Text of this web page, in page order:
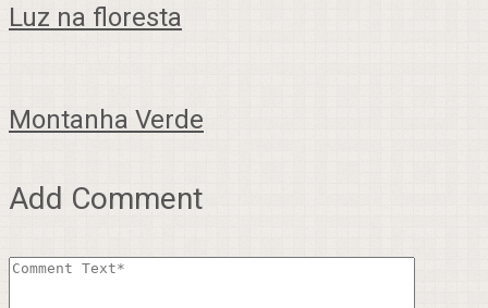
Luz na floresta
Montanha Verde
Add Comment